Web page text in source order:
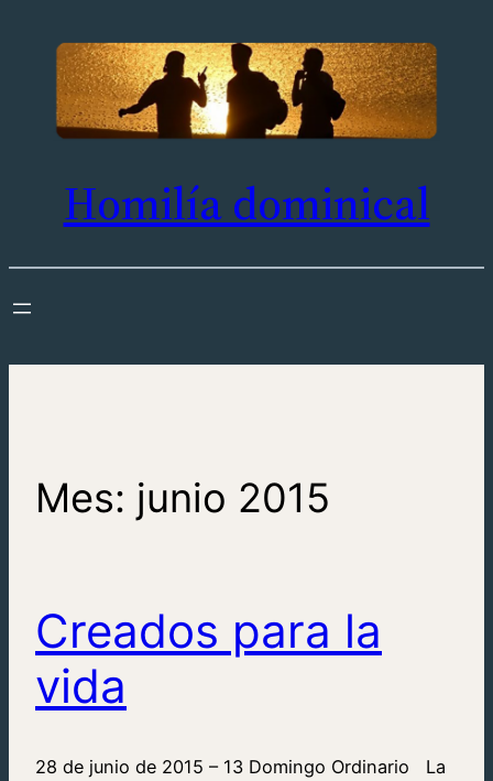
contenido
Homilía dominical
Mes: junio 2015
Creados para la
vida
28 de junio de 2015 – 13 Domingo Ordinario La